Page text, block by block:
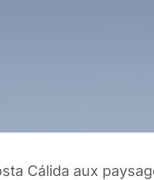
Cálida aux